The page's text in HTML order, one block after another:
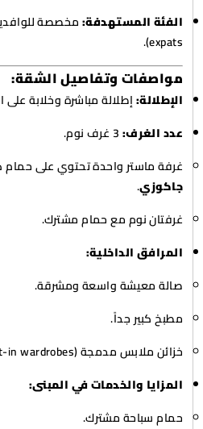
الفئة المستهدفة:
expats).
مواصفات وتفاصيل الشقة:
الإطلالة:إطلالة مباشرة وخلابة على
عدد الغرف:
غرفة ماستر واحدة تحتوي على حمام
جاكوزي.
غرفتان نوم مع حمام مشترك.
المرافق الداخلية:
صالة معيشة واسعة ومشرقة.
مطبخ كبير جداً.
خزائن ملابس مدمجة (Built-in wardrobes).
المزايا والخدمات في المبنى:
حمام سباحة مشترك.